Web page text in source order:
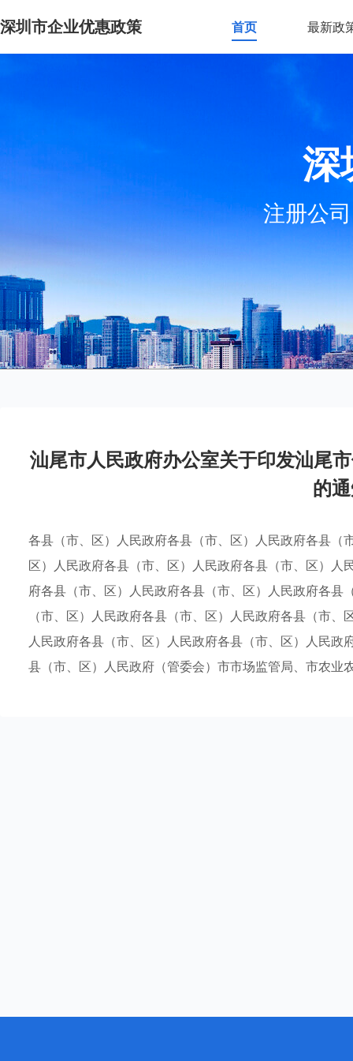
深圳市企业优惠政策 首页 最新政
深
注册公
汕尾市人民政府办公室关于印发汕尾
的
各县（市、区）人民政府各县（市、区）人民政府各县
区）人民政府各县（市、区）人民政府各县（市、区）
府各县（市、区）人民政府各县（市、区）人民政府各
（市、区）人民政府各县（市、区）人民政府各县（市
人民政府各县（市、区）人民政府各县（市、区）人民
县（市、区）人民政府（管委会）市市场监管局、市农业